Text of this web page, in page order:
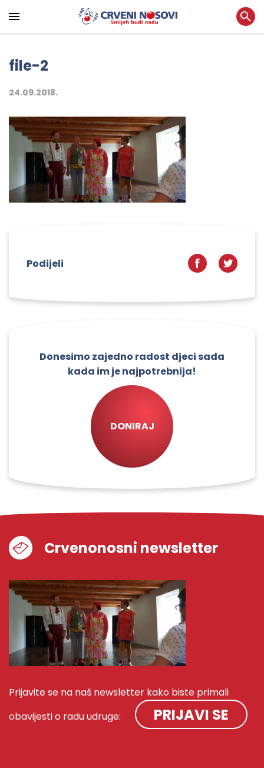
file-2
24.09.2018.
Podijeli
Donesimo zajedno radost djeci sada
kada im je najpotrebnija!
DONIRAJ
Crvenonosni newsletter
Prijavite se na naš newsletter kako biste primali
obavijesti o radu udruge:
PRIJAVI SE